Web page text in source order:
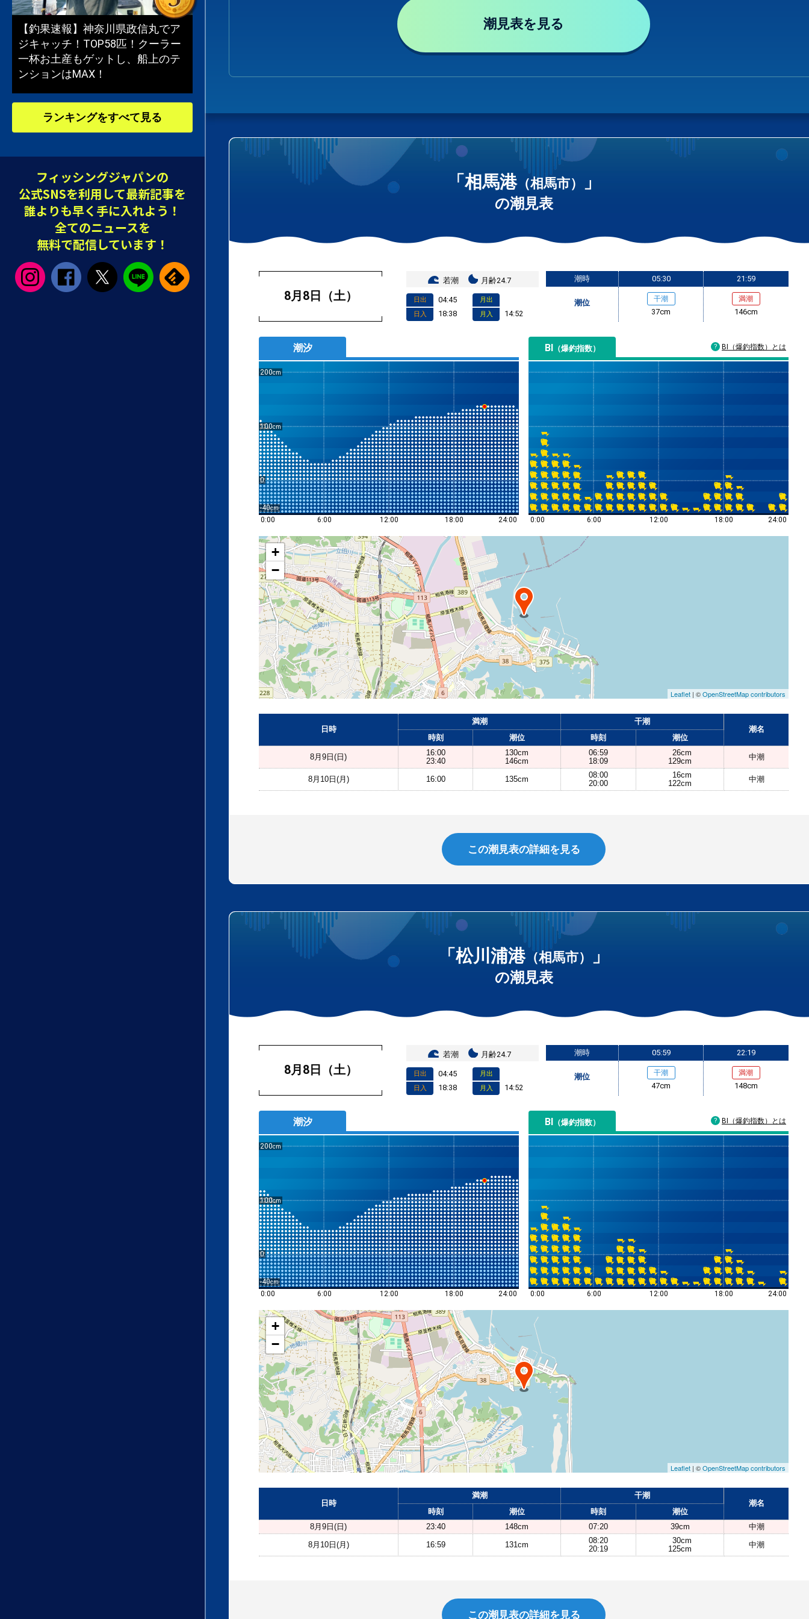
潮見表を見る
「相馬港（相馬市） 」
の潮見表
8月8日（土）
若潮 月齢24.7
日出 04:45
日入 18:38
月出
月入
14:52
潮時
潮位
05:30
干潮
37cm
21:59
満潮
146cm
潮汐
200
100
0
-40
0:00
6:00 12:00 18:00 24:00
BI （爆釣指数）
0:00 6:00 12:00 18:00 24:00
BI（爆釣指数）とは
+
−
Leaflet | ©OpenStreetMap contributors
日時
満潮
干潮
潮名
時刻
潮位 時刻 潮位
8月9日(日)
16:00
23:40
130cm
146cm
06:59
18:09
26cm
129cm
中潮
8月10日(月) 16:00 135cm
08:00
20:00
16cm
122cm
中潮
この潮見表の詳細を見る
「松川浦港（相馬市） 」
の潮見表
8月8日（土）
若潮 月齢24.7
日出 04:45
日入 18:38
月出
月入
14:52
潮時
潮位
05:59
干潮
47cm
22:19
満潮
148cm
潮汐
200
100
0
-40
0:00
6:00 12:00 18:00 24:00
BI （爆釣指数）
0:00 6:00 12:00 18:00 24:00
BI（爆釣指数）とは
+
−
Leaflet | ©OpenStreetMap contributors
日時
満潮
干潮
潮名
時刻
潮位 時刻
潮位
8月9日(日)
23:40 148cm 07:20 39cm
中潮
8月10日(月)
16:59 131cm
08:20
20:19
30cm
125cm
中潮
この潮見表の詳細を見る
【釣果速報】神奈川県政信丸でア
ジキャッチ！TOP58匹！クーラー
一杯お土産もゲットし、船上のテ
ンションはMAX！
ランキングをすべて見る
フィッシングジャパンの
公式SNSを利用して最新記事を
誰よりも早く手に入れよう！
全てのニュースを
無料で配信しています！